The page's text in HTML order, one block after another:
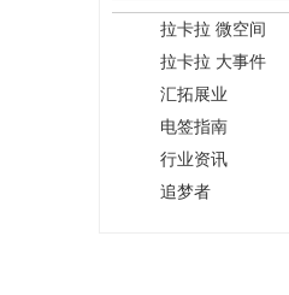
拉卡拉 微空间
拉卡拉 大事件
汇拓展业
电签指南
行业资讯
追梦者